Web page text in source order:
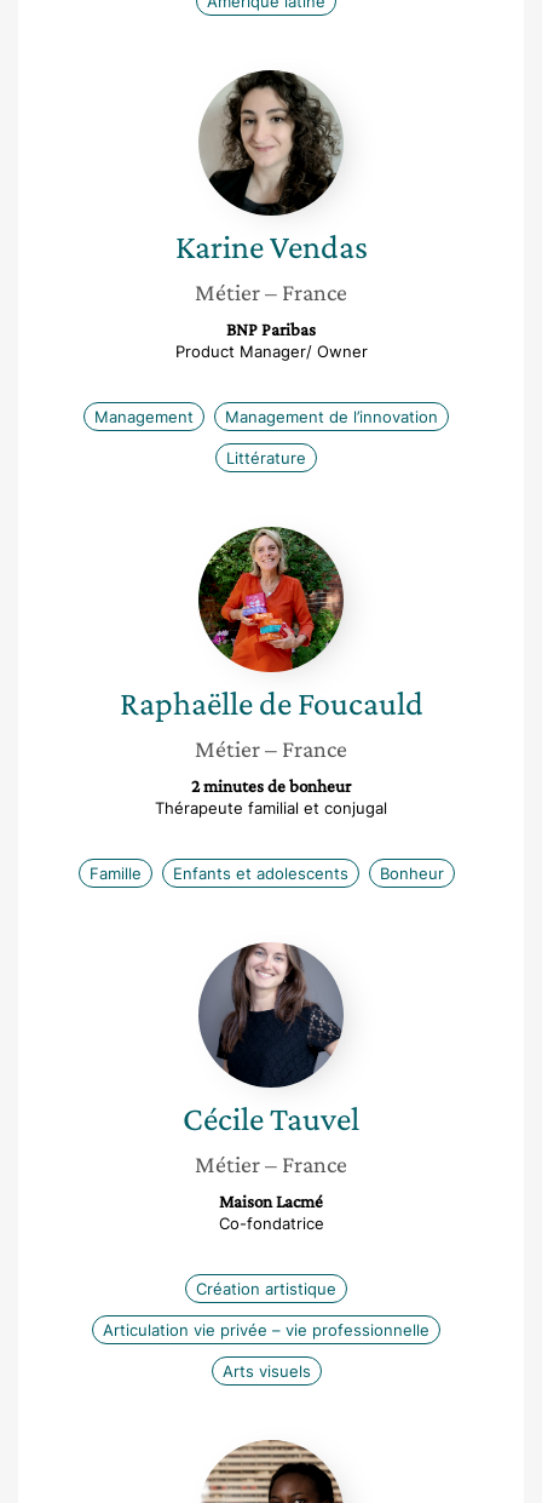
Karine
Vendas
KarineVendas
Métier– France
BNP Paribas
Product Manager/ Owner
Management Management de l’innovation
Littérature
Raphaëlle
de
Foucauld
Raphaëlle de Foucauld
Métier– France
2 minutes de bonheur
Thérapeute familial et conjugal
Famille Enfants et adolescents Bonheur
Cécile
Tauvel
CécileTauvel
Métier– France
Maison Lacmé
Co-fondatrice
Création artistique
Articulation vie privée – vie professionnelle
Arts visuels
Alexia
Sena